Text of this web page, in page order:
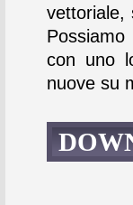
vettoriale,
con uno
nuove su